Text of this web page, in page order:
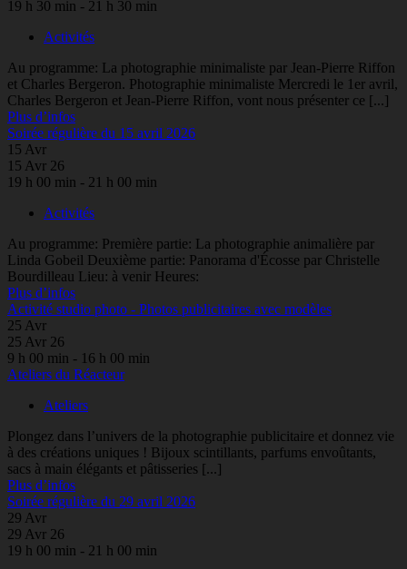
19 h 30 min - 21 h 30 min
Activités
Au programme: La photographie minimaliste par Jean-Pierre Riffon
et Charles Bergeron. Photographie minimaliste Mercredi le 1er avril,
Charles Bergeron et Jean-Pierre Riffon, vont nous présenter ce [...]
Plus d’infos
Soirée régulière du 15 avril 2026
15 Avr
15 Avr 26
19 h 00 min - 21 h 00 min
Activités
Au programme: Première partie: La photographie animalière par
Linda Gobeil Deuxième partie: Panorama d'Écosse par Christelle
Bourdilleau Lieu: à venir Heures:
Plus d’infos
Activité studio photo - Photos publicitaires avec modèles
25 Avr
25 Avr 26
9 h 00 min - 16 h 00 min
Ateliers du Réacteur
Ateliers
Plongez dans l’univers de la photographie publicitaire et donnez vie
à des créations uniques ! Bijoux scintillants, parfums envoûtants,
sacs à main élégants et pâtisseries [...]
Plus d’infos
Soirée régulière du 29 avril 2026
29 Avr
29 Avr 26
19 h 00 min - 21 h 00 min